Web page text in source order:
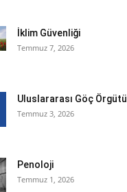
İklim Güvenliği
Temmuz 7, 2026
Uluslararası Göç Örgütü
Temmuz 3, 2026
Penoloji
Temmuz 1, 2026